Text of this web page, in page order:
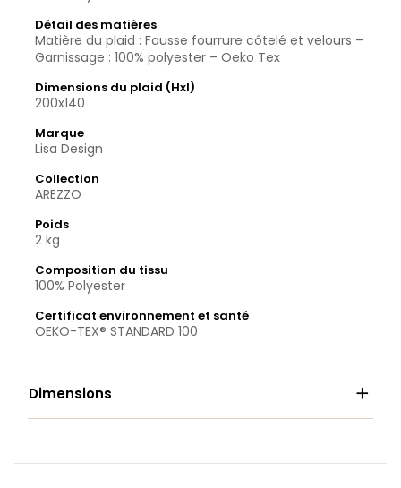
Détail des matières
Matière du plaid : Fausse fourrure côtelé et velours –
Garnissage : 100% polyester – Oeko Tex
Dimensions du plaid (Hxl)
200x140
Marque
Lisa Design
Collection
AREZZO
Poids
2 kg
Composition du tissu
100% Polyester
Certificat environnement et santé
OEKO-TEX® STANDARD 100
Dimensions 